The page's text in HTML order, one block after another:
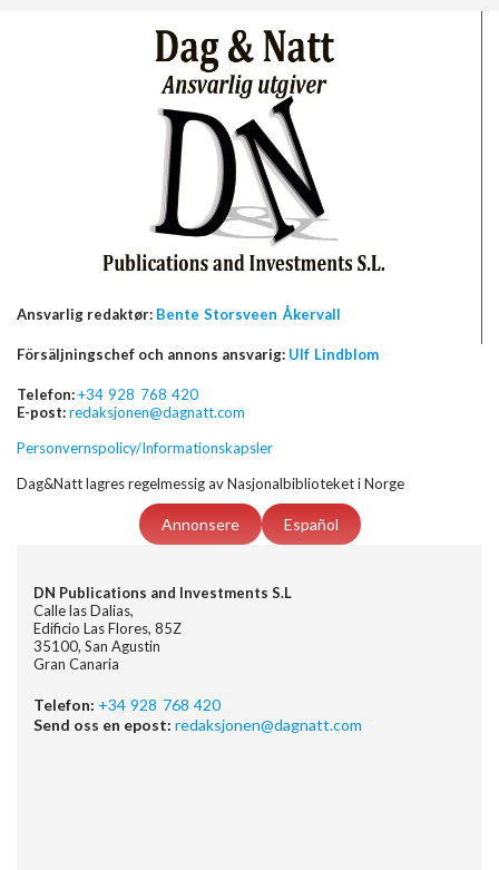
Ansvarlig redaktør: Bente Storsveen Åkervall
Försäljningschef och annons ansvarig: Ulf Lindblom
Telefon:+34 928 768 420
E-post:redaksjonen@dagnatt.com
Personvernspolicy/Informationskapsler
Dag&Natt lagres regelmessig av Nasjonalbiblioteket i Norge
Annonsere Español
DN Publications and Investments S.L
Calle las Dalias,
Edificio Las Flores, 85Z
35100, San Agustin
Gran Canaria
Telefon: +34 928 768 420
Send oss en epost: redaksjonen@dagnatt.com